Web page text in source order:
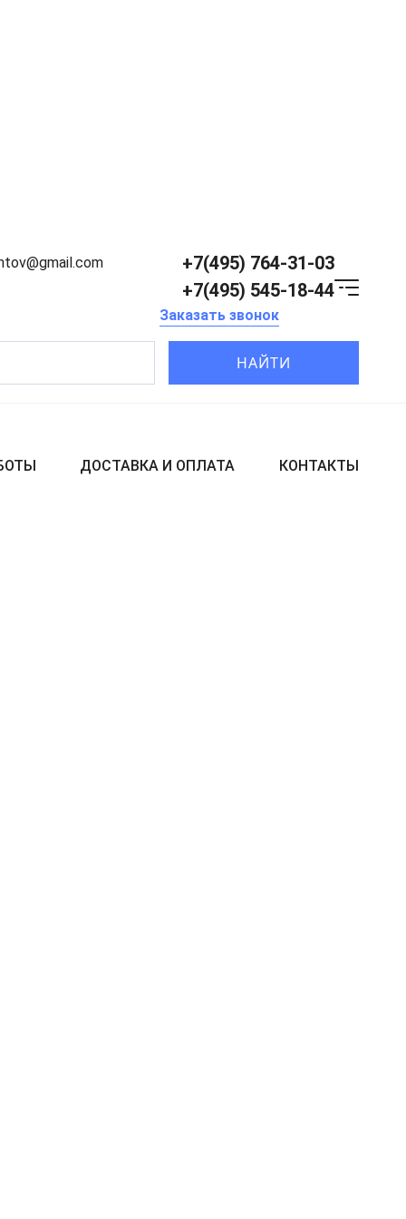
+7(495) 764-31-03
+7(495) 545-18-44
Заказать звонок
НАЙТИ
ДОСТАВКА И ОПЛАТА КОНТАКТЫ